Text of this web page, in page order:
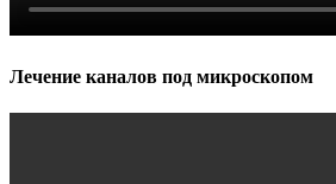
Лечение каналов под микроскопом